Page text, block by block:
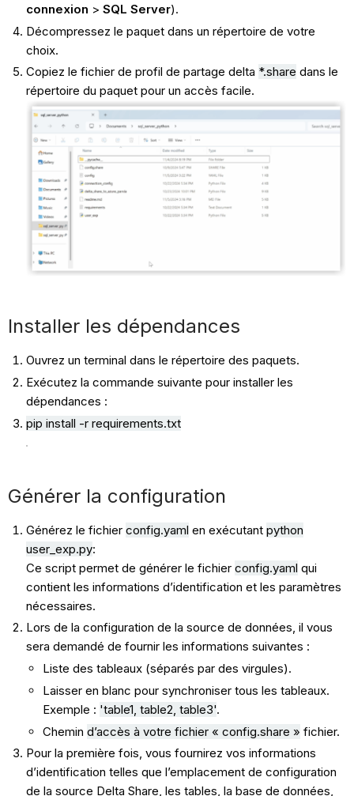
connexion > SQL Server).
Décompressez le paquet dans un répertoire de votre
choix.
Copiez le fichier de profil de partage delta *.share dans le
répertoire du paquet pour un accès facile.
Installer les dépendances
Ouvrez un terminal dans le répertoire des paquets.
Exécutez la commande suivante pour installer les
dépendances :
pip install -r requirements.txt
Générer la configuration
Générez le fichier config.yaml en exécutant python
user_exp.py:
Ce script permet de générer le fichier config.yaml qui
contient les informations d’identification et les paramètres
nécessaires.
Lors de la configuration de la source de données, il vous
sera demandé de fournir les informations suivantes :
Liste des tableaux (séparés par des virgules).
Laisser en blanc pour synchroniser tous les tableaux.
Exemple : 'table1, table2, table3'.
Chemin d’accès à votre fichier « config.share » fichier.
Pour la première fois, vous fournirez vos informations
d’identification telles que l’emplacement de configuration
de la source Delta Share, les tables, la base de données,